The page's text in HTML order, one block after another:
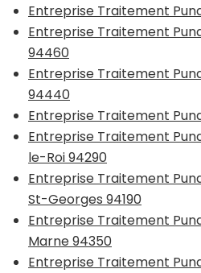
Entreprise Traitement
Entreprise Traitement
94460
Entreprise Traitement
94440
Entreprise Traitement
Entreprise Traitement
le-Roi 94290
Entreprise Traitement
St-Georges 94190
Entreprise Traitement
Marne 94350
Entreprise Traitement